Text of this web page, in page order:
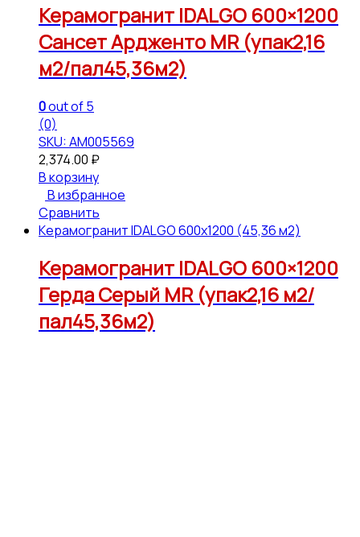
Керамогранит IDALGO 600×1200
Сансет Ардженто МR (упак2,16
м2/пал45,36м2)
0out of 5
(0)
SKU: АМ005569
2,374.00 ₽
В корзину
В избранное
Сравнить
Керамогранит IDALGO 600x1200 (45,36 м2)
Керамогранит IDALGO 600×1200
Герда Серый МR (упак2,16 м2/
пал45,36м2)